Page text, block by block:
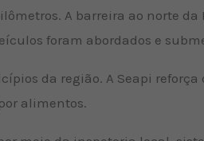
A barreira ao norte da
foram abordados e
da região. A Seapi reforça
alimentos.